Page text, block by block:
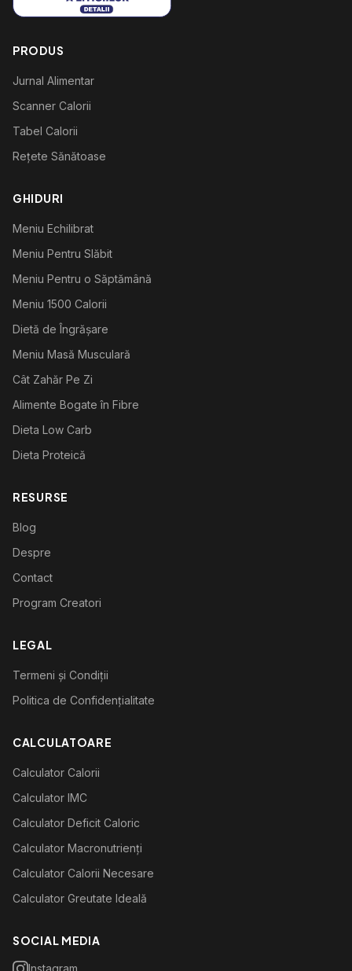
PRODUS
Jurnal Alimentar
Scanner Calorii
Tabel Calorii
Rețete Sănătoase
GHIDURI
Meniu Echilibrat
Meniu Pentru Slăbit
Meniu Pentru o Săptămână
Meniu 1500 Calorii
Dietă de Îngrășare
Meniu Masă Musculară
Cât Zahăr Pe Zi
Alimente Bogate în Fibre
Dieta Low Carb
Dieta Proteică
RESURSE
Blog
Despre
Contact
Program Creatori
LEGAL
Termeni și Condiții
Politica de Confidențialitate
CALCULATOARE
Calculator Calorii
Calculator IMC
Calculator Deficit Caloric
Calculator Macronutrienți
Calculator Calorii Necesare
Calculator Greutate Ideală
SOCIAL MEDIA
Instagram